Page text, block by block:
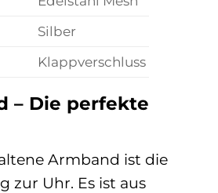
Silber
Klappverschluss
– Die perfekte
Armband ist die
zur Uhr. Es ist aus